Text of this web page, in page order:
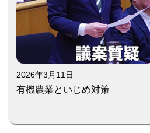
2026年3月11日
有機農業といじめ対策